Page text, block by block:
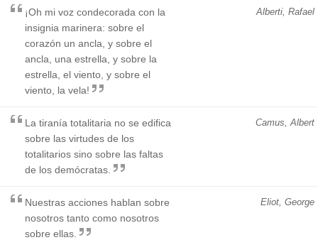
Alberti, Rafael
¡Oh mi voz condecorada con la
insignia marinera: sobre el
corazón un ancla, y sobre el
ancla, una estrella, y sobre la
estrella, el viento, y sobre el
viento, la vela!
Camus, Albert
La tiranía totalitaria no se edifica
sobre las virtudes de los
totalitarios sino sobre las faltas
de los demócratas.
Eliot, George
Nuestras acciones hablan sobre
nosotros tanto como nosotros
sobre ellas.